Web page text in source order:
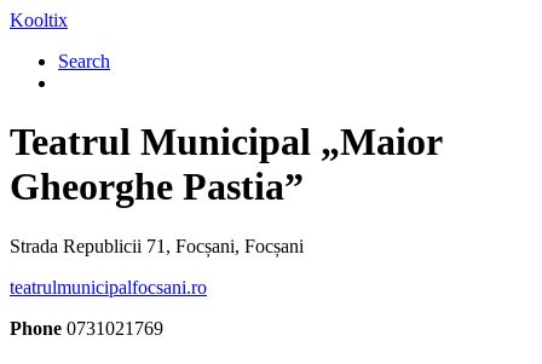
Kooltix
Search
Teatrul Municipal „Maior
Gheorghe Pastia”
Strada Republicii 71, Focșani, Focșani
teatrulmunicipalfocsani.ro
Phone 0731021769